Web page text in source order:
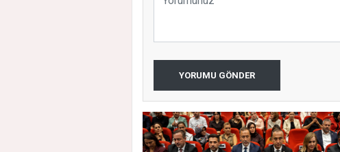
YORUMU GÖNDER